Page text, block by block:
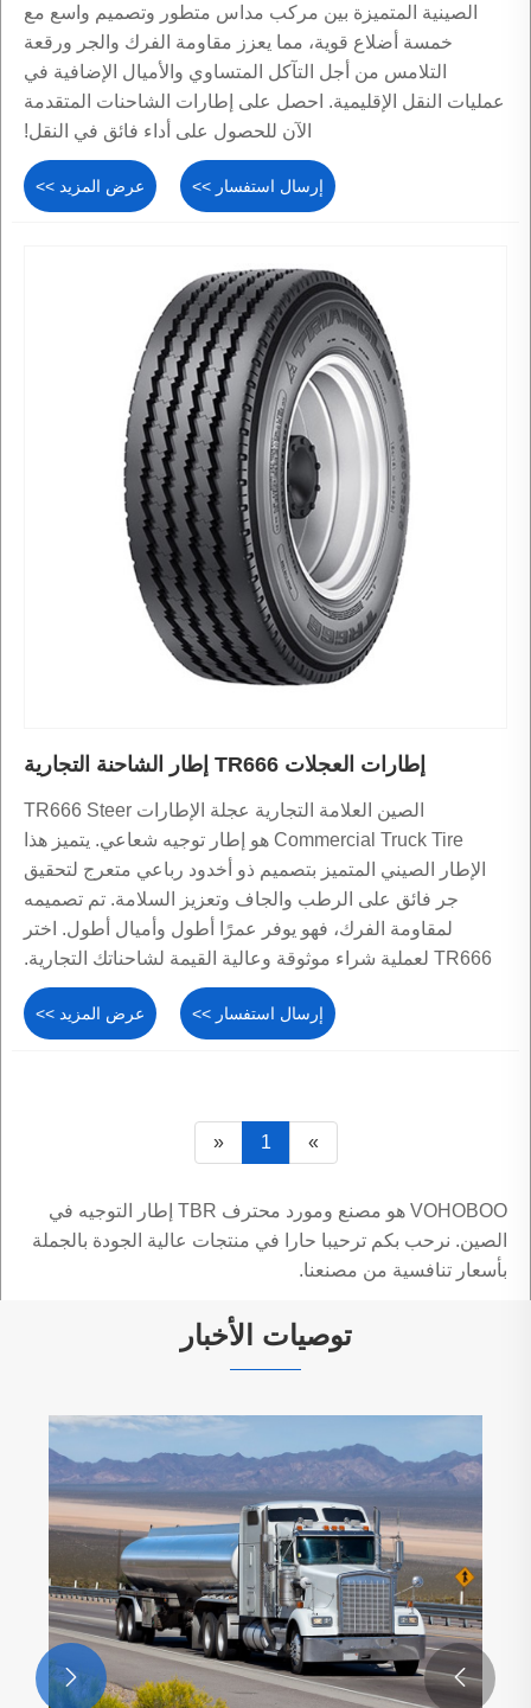
الصينية المتميزة بين مركب مداس متطور وتصميم واسع مع
خمسة أضلاع قوية، مما يعزز مقاومة الفرك والجر ورقعة
التلامس من أجل التآكل المتساوي والأميال الإضافية في
عمليات النقل الإقليمية. احصل على إطارات الشاحنات المتقدمة
الآن للحصول على أداء فائق في النقل!
عرض المزيد >> إرسال استفسار >>
إطارات العجلات TR666 إطار الشاحنة التجارية
الصين العلامة التجارية عجلة الإطارات TR666 Steer
Commercial Truck Tire هو إطار توجيه شعاعي. يتميز هذا
الإطار الصيني المتميز بتصميم ذو أخدود رباعي متعرج لتحقيق
جر فائق على الرطب والجاف وتعزيز السلامة. تم تصميمه
لمقاومة الفرك، فهو يوفر عمرًا أطول وأميال أطول. اختر
TR666 لعملية شراء موثوقة وعالية القيمة لشاحناتك التجارية.
عرض المزيد >> إرسال استفسار >>
« 1 »
VOHOBOO هو مصنع ومورد محترف TBR إطار التوجيه في
الصين. نرحب بكم ترحيبا حارا في منتجات عالية الجودة بالجملة
بأسعار تنافسية من مصنعنا.
توصيات الأخبار

